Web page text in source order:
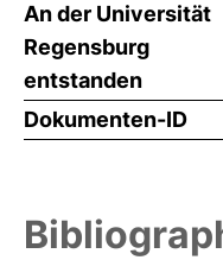
An der Universität
Regensburg
entstanden
Dokumenten-ID